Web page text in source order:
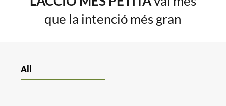
que la intenció més gran
All